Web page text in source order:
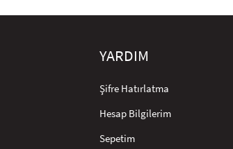
YARDIM
Şifre Hatırlatma
Hesap Bilgilerim
Sepetim